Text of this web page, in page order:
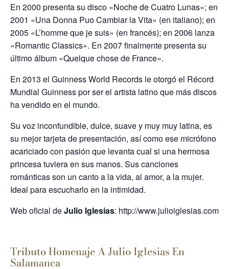
En 2000 presenta su disco «Noche de Cuatro Lunas»; en
2001 «Una Donna Puo Cambiar la Vita» (en italiano); en
2005 «L’homme que je suis» (en francés); en 2006 lanza
«Romantic Classics». En 2007 finalmente presenta su
último álbum «Quelque chose de France».
En 2013 el Guinness World Records le otorgó el Récord
Mundial Guinness por ser el artista latino que más discos
ha vendido en el mundo.
Su voz inconfundible, dulce, suave y muy muy latina, es
su mejor tarjeta de presentación, así como ese micrófono
acariciado con pasión que levanta cual si una hermosa
princesa tuviera en sus manos. Sus canciones
románticas son un canto a la vida, al amor, a la mujer.
Ideal para escucharlo en la intimidad.
Web oficial deJulio Iglesias: http://www.julioiglesias.com
Tributo Homenaje A Julio Iglesias En
Salamanca